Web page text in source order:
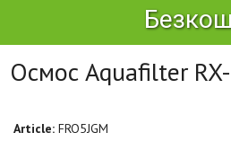
Осмос Aquafilter
Article: FRO5JGM